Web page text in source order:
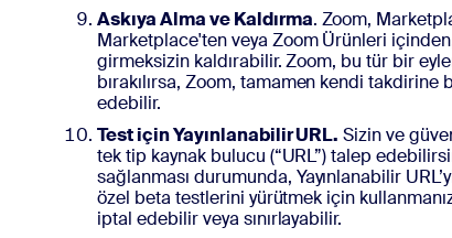
Askıya Alma ve Kaldırma. Zoom,
Marketplace'ten veya Zoom Ürünleri
girmeksizin kaldırabilir. Zoom, bu tür bir
bırakılırsa, Zoom, tamamen kendi
edebilir.
Test için Yayınlanabilir URL. Sizin ve
tek tip kaynak bulucu (“URL”) talep
sağlanması durumunda, Yayınlanabilir
özel beta testlerini yürütmek için
iptal edebilir veya sınırlayabilir.